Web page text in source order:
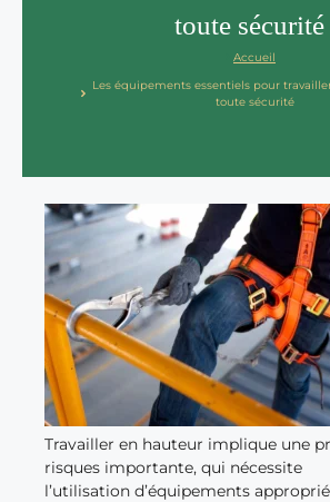
toute sécurité
Accueil
Les équipements essentiels pour
toute sécurité
Travailler en hauteur implique une
risques importante, qui nécessite
l’utilisation d’équipements